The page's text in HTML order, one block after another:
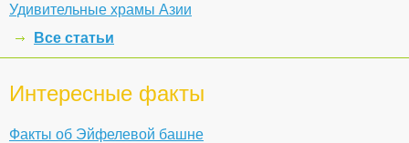
Удивительные храмы Азии
Все статьи
Интересные факты
Факты об Эйфелевой башне